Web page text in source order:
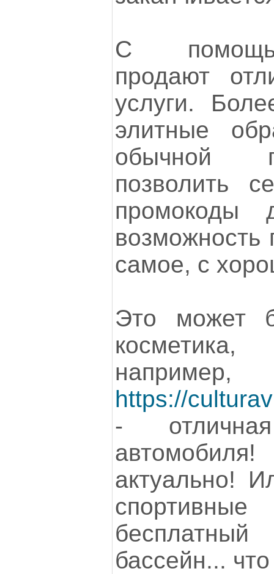
С
продают
услуги.
элитные
обычной
позволить
промокоды
возможность
самое, с
Это может
например,
https://
-
актуально!
бассейн...